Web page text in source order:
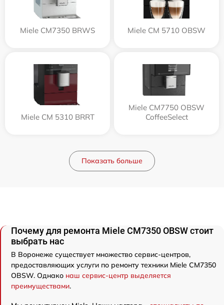
Miele CM7350 BRWS Miele CM 5710 OBSW
Miele CM 5310 BRRT
Miele CM7750 OBSW
CoffeeSelect
Показать больше
Почему для ремонта Miele CM7350 OBSW стоит
выбрать нас
В Воронеже существует множество сервис-центров,
предоставляющих услуги по ремонту техники Miele CM7350
OBSW. Однако наш сервис-центр выделяется
преимуществами.